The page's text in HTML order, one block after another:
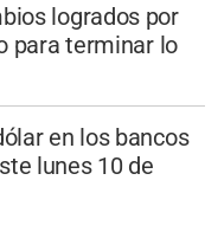
logrados por
para terminar lo
en los bancos
lunes 10 de